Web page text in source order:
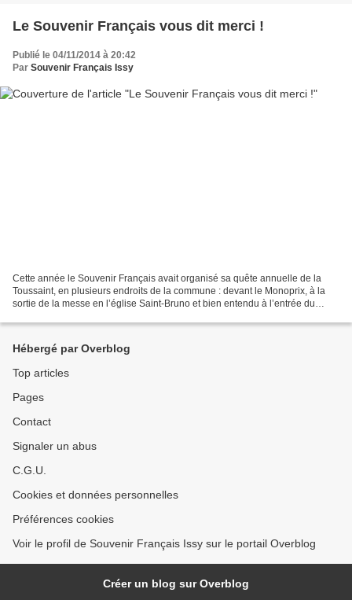
Le Souvenir Français vous dit merci !
Publié le 04/11/2014 à 20:42
Par Souvenir Français Issy
Cette année le Souvenir Français avait organisé sa quête annuelle de la
Toussaint, en plusieurs endroits de la commune : devant le Monoprix, à la
sortie de la messe en l’église Saint-Bruno et bien entendu à l’entrée du
Hébergé par Overblog
Top articles
Pages
Contact
Signaler un abus
C.G.U.
Cookies et données personnelles
Préférences cookies
Voir le profil de Souvenir Français Issy sur le portail Overblog
Créer un blog sur Overblog